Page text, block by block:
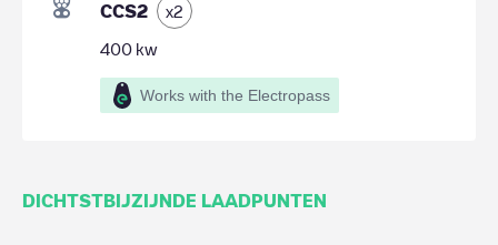
CCS2 x2
400 kw
Works with the Electropass
DICHTSTBIJZIJNDE LAADPUNTEN